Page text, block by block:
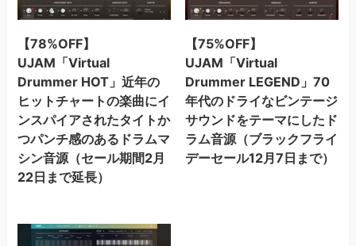
【78%OFF】
UJAM「Virtual
Drummer HOT」近年の
ヒットチャートの楽曲にイ
ンスパイアされたタイトか
つパンチ感のあるドラムマ
シン音源（セール期間2月
22日まで延長）
【75%OFF】
UJAM「Virtual
Drummer LEGEND」70
年代のドライなビンテージ
サウンドをテーマにしたド
ラム音源（ブラックフライ
デーセール12月7日まで）